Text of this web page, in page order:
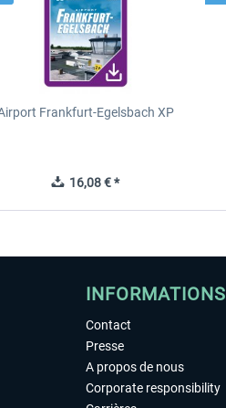
Frankfurt-Egelsbach XP
16,08 € *
INFORMATIONS
Contact
Presse
A propos de nous
Corporate responsibility